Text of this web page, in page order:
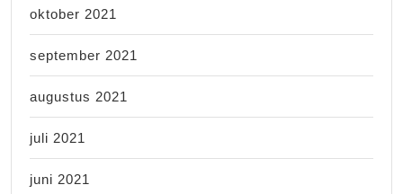
oktober 2021
september 2021
augustus 2021
juli 2021
juni 2021